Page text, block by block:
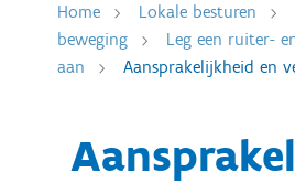
Home Lokale besturen
beweging
Leg een ruiter-
aan
Aansprakelijkheid en